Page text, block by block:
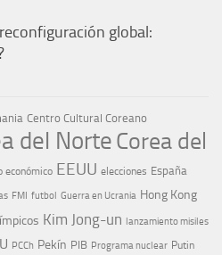
global:
Centro Cultural Coreano
del NorteCorea del
económico EEUU elecciones España
FMI futbol Guerra en Ucrania Hong Kong
Kim Jong-un lanzamiento misiles
PCCh Pekín PIB Programa nuclear Putin